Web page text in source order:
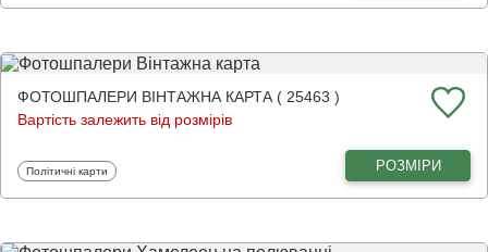
ФОТОШПАЛЕРИ ВІНТАЖНА КАРТА ( 25463 )
Вартість залежить від розмірів
Фотошпалери
Політичні карти РОЗМІРИ